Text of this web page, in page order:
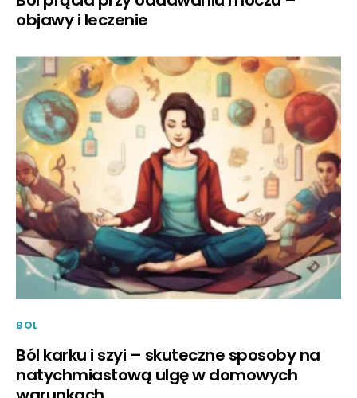
objawy i leczenie
BOL
Ból karku i szyi – skuteczne sposoby na
natychmiastową ulgę w domowych